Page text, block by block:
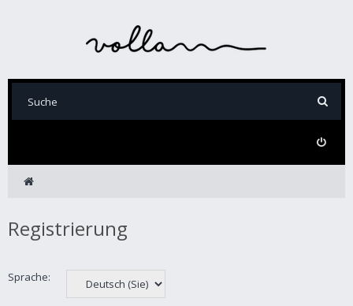
Registrierung
Sprache: